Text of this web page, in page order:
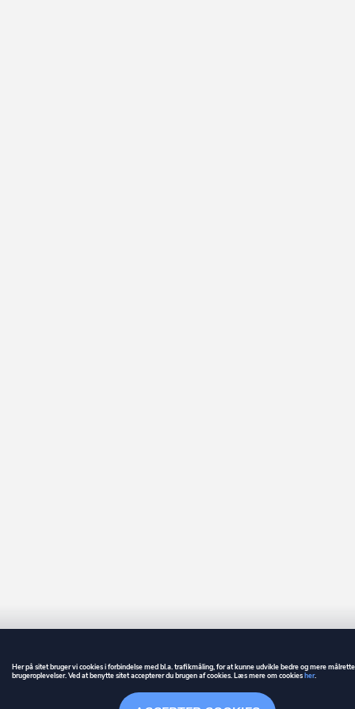
GUIDE BETINGELSER
Her på sitet bruger vi cookies i forbindelse med bl.a. trafikmåling, for at kunne udvikle bedre og mere
brugeroplevelser. Ved at benytte sitet accepterer du brugen af cookies. Læs mere om cookiesher.